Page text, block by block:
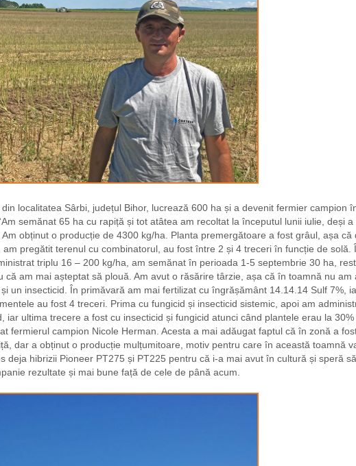
localitatea Sârbi, județul Bihor, lucrează 600 ha și a devenit fermier campion
semănat 65 ha cu rapiță și tot atâtea am recoltat la începutul lunii iulie, deși a
obținut o producție de 4300 kg/ha. Planta premergătoare a fost grâul, așa că
am pregătit terenul cu combinatorul, au fost între 2 și 4 treceri în funcție de solă.
triplu 16 – 200 kg/ha, am semănat în perioada 1-5 septembrie 30 ha,
că am mai așteptat să plouă. Am avut o răsărire târzie, așa că în toamnă nu am
un insecticid. În primăvară am mai fertilizat cu îngrășământ 14.14.14 Sulf 7%,
au fost 4 treceri. Prima cu fungicid și insecticid sistemic, apoi am
iar ultima trecere a fost cu insecticid și fungicid atunci când plantele erau la 30%
fermierul campion Nicole Herman. Acesta a mai adăugat faptul că în zonă a
dar a obținut o producție mulțumitoare, motiv pentru care în această toamnă
deja hibrizii Pioneer PT275 și PT225 pentru că i-a mai avut în cultură și speră
rezultate și mai bune față de cele de până acum.